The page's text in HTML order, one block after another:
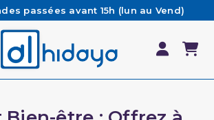
passées avant 15h (lun au Vend)
et expédiées le jour même
d'aide ? Retrouvez notre FAQ
offerte à partir de 65€ d'achat*